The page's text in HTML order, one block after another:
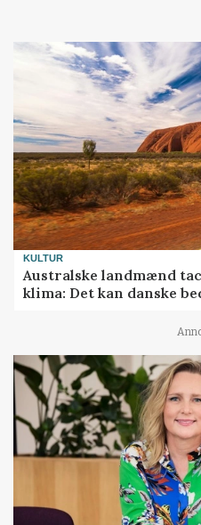
KULTUR
Australske landmænd
klima: Det kan danske